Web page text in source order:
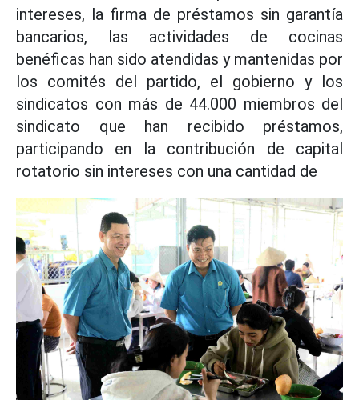
intereses, la firma de préstamos sin garantía
bancarios, las actividades de cocinas
benéficas han sido atendidas y mantenidas por
los comités del partido, el gobierno y los
sindicatos con más de 44.000 miembros del
sindicato que han recibido préstamos,
participando en la contribución de capital
rotatorio sin intereses con una cantidad de